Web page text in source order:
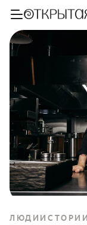
ЛЮДИ ИСТОРИИ